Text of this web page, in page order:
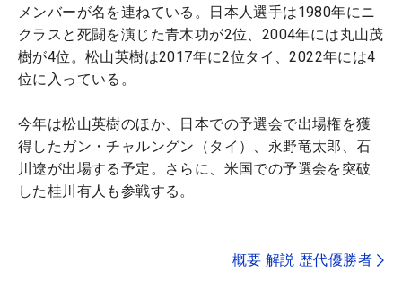
メンバーが名を連ねている。日本人選手は1980年にニ
クラスと死闘を演じた青木功が2位、2004年には丸山茂
樹が4位。松山英樹は2017年に2位タイ、2022年には4
位に入っている。
今年は松山英樹のほか、日本での予選会で出場権を獲
得したガン・チャルングン（タイ）、永野竜太郎、石
川遼が出場する予定。さらに、米国での予選会を突破
した桂川有人も参戦する。
概要 解説 歴代優勝者